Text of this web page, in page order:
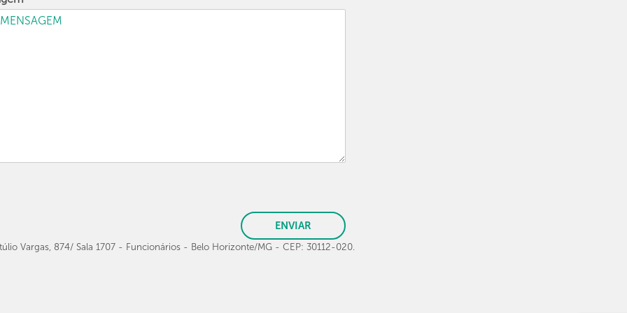
ENVIAR
Vargas, 874/ Sala 1707 - Funcionários - Belo Horizonte/MG - CEP: 30112-020.